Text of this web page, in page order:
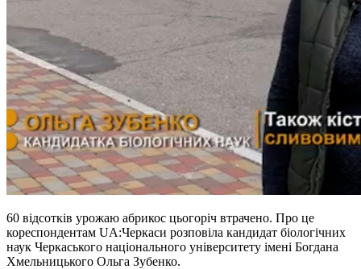
60 відсотків урожаю абрикос цьогоріч втрачено. Про це
кореспондентам UA:Черкаси розповіла кандидат біологічних
наук Черкаського національного університету імені Богдана
Хмельницького Ольга Зубенко.